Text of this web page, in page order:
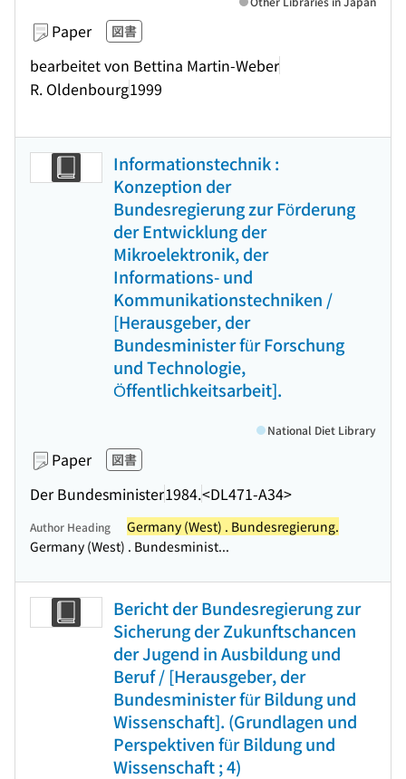
Paper 図書
bearbeitet von Bettina Martin-Weber
R. Oldenbourg1999
Informationstechnik :
Konzeption der
Bundesregierung zur Förderung
der Entwicklung der
Mikroelektronik, der
Informations- und
Kommunikationstechniken /
[Herausgeber, der
Bundesminister für Forschung
und Technologie,
Öffentlichkeitsarbeit].
Paper 図書
Der Bundesminister1984.<DL471-A34>
National Diet Library
Author Heading
Germany (West) . Bundesregierung.
Germany (West) . Bundesminist...
Bericht der Bundesregierung zur
Sicherung der Zukunftschancen
der Jugend in Ausbildung und
Beruf / [Herausgeber, der
Bundesminister für Bildung und
Wissenschaft]. (Grundlagen und
Perspektiven für Bildung und
Wissenschaft ; 4)